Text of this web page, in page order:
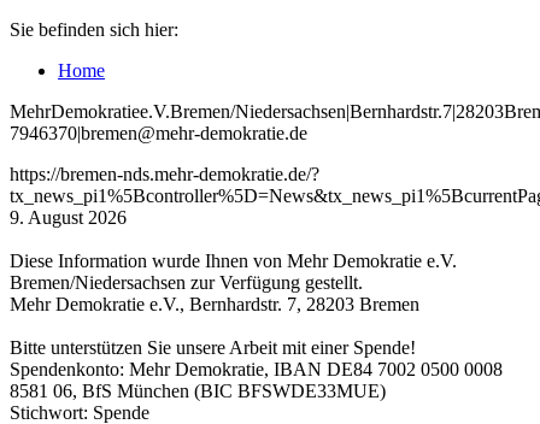
Sie befinden sich hier:
Home
MehrDemokratiee.V.Bremen/Niedersachsen|Bernhardstr.7|28203
7946370|bremen@mehr-demokratie.de
https://bremen-nds.mehr-demokratie.de/?
9. August 2026
Diese Information wurde Ihnen von Mehr Demokratie e.V.
Bremen/Niedersachsen zur Verfügung gestellt.
Mehr Demokratie e.V., Bernhardstr. 7, 28203 Bremen
Bitte unterstützen Sie unsere Arbeit mit einer Spende!
Spendenkonto: Mehr Demokratie, IBAN DE84 7002 0500 0008
8581 06, BfS München (BIC BFSWDE33MUE)
Stichwort: Spende